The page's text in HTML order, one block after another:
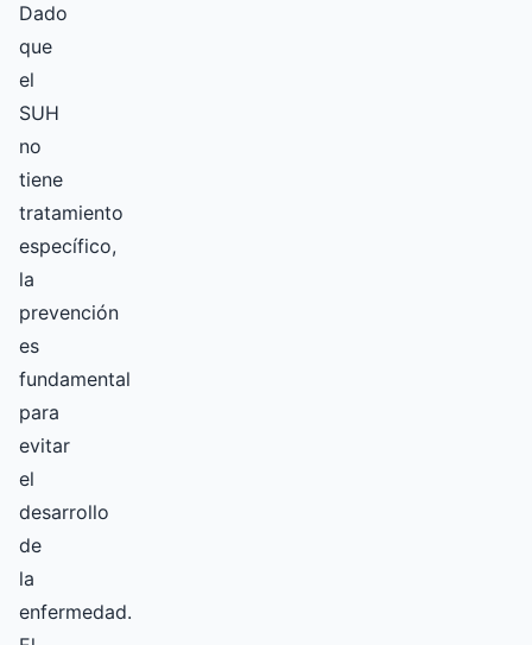
Dado
que
el
SUH
no
tiene
tratamiento
específico,
la
prevención
es
fundamental
para
evitar
el
desarrollo
de
la
enfermedad.